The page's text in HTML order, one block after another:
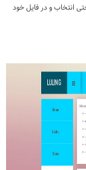
انتخاب و در فایل خود